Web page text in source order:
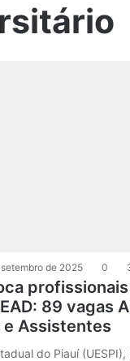
setembro de 2025 0
89 vagas
Assistentes
do Piauí